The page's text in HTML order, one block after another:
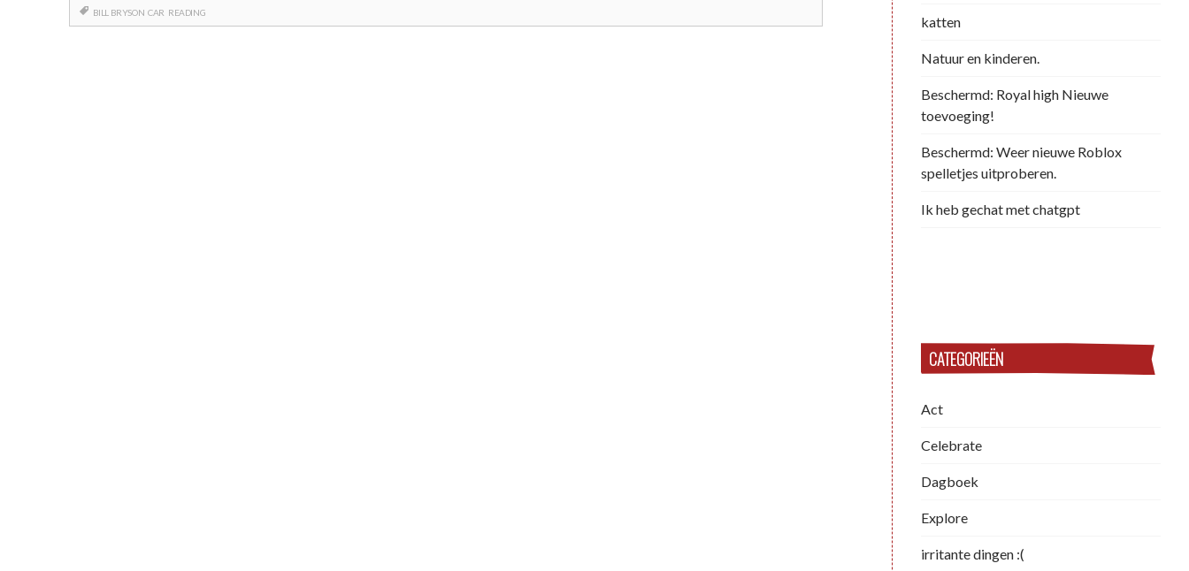
BILL BRYSON CAR READING
katten
Natuur en kinderen.
Beschermd: Royal high Nieuwe
toevoeging!
Beschermd: Weer nieuwe Roblox
spelletjes uitproberen.
Ik heb gechat met chatgpt
CATEGORIEËN
Act
Celebrate
Dagboek
Explore
irritante dingen :(